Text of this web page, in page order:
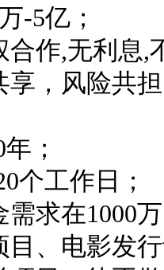
-5亿；
合作,无利息,
享，风险共
；
个工作日；
求在1000
目、电影发